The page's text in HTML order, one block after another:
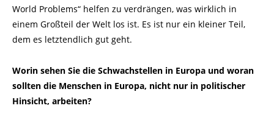
World Problems“ helfen zu verdrängen, was wirklich in
einem Großteil der Welt los ist. Es ist nur ein kleiner Teil,
dem es letztendlich gut geht.
Worin sehen Sie die Schwachstellen in Europa und woran
sollten die Menschen in Europa, nicht nur in politischer
Hinsicht, arbeiten?